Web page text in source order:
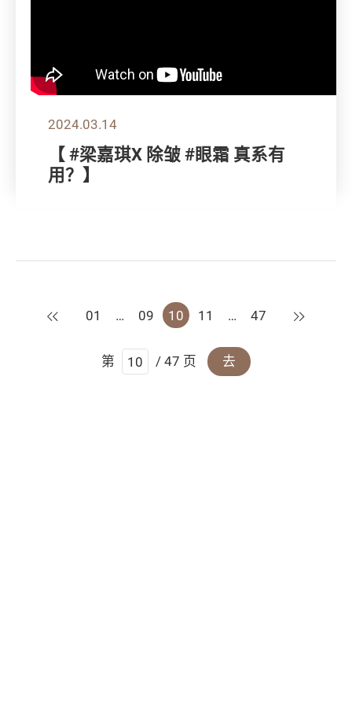
2024.03.14
【 #梁嘉琪X 除皱 #眼霜 真系有
用？】
上一页
01 … 09 10 11 … 47 下一页
第 / 47 页 去